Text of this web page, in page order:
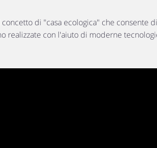
di "casa ecologica" che consente
realizzate con l'aiuto di moderne